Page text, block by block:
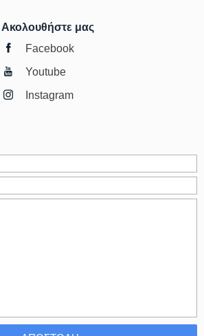
Ακολουθήστε μας
Facebook
Youtube
Instagram